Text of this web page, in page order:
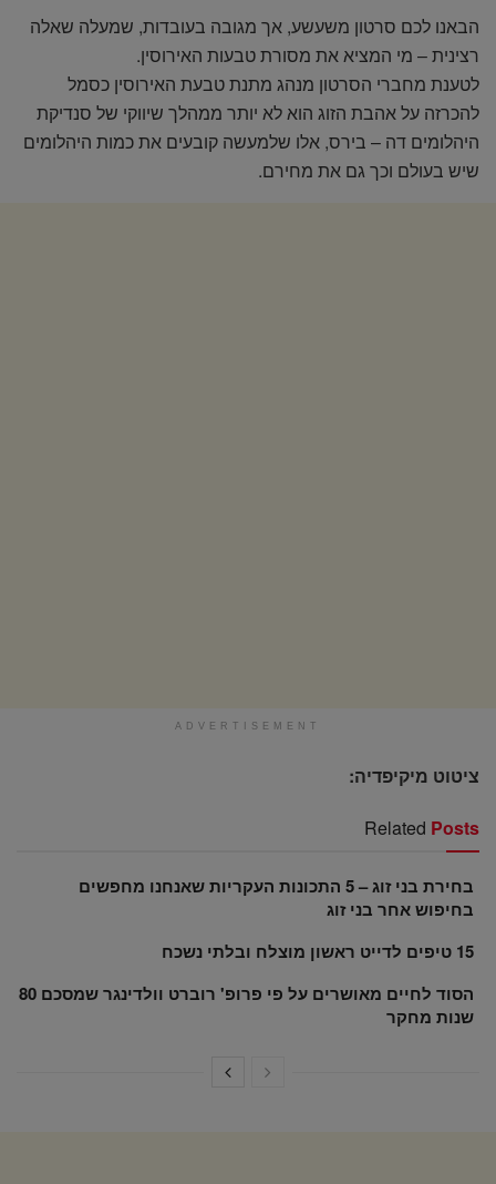
הבאנו לכם סרטון משעשע, אך מגובה בעובדות, שמעלה שאלה
רצינית – מי המציא את מסורת טבעות האירוסין.
לטענת מחברי הסרטון מנהג מתנת טבעת האירוסין כסמל
להכרזה על אהבת הזוג הוא לא יותר ממהלך שיווקי של סנדיקת
היהלומים דה – בירס, אלו שלמעשה קובעים את כמות היהלומים
שיש בעולם וכך גם את מחירם.
ADVERTISEMENT
ציטוט מיקיפדיה:
Related Posts
בחירת בני זוג – 5 התכונות העקריות שאנחנו מחפשים
בחיפוש אחר בני זוג
15 טיפים לדייט ראשון מוצלח ובלתי נשכח
הסוד לחיים מאושרים על פי פרופ' רוברט וולדינגר שמסכם 80
שנות מחקר